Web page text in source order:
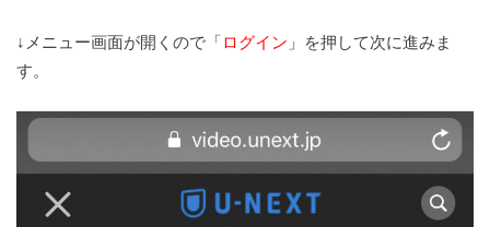
↓メニュー画面が開くので「ログイン 」を押して次に進みま
す。